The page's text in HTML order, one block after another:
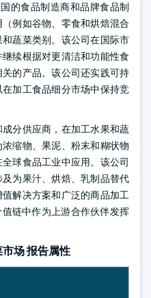
的食品制造商和品牌食品制
例如谷物、零食和烘焙混合
蔬菜类别。该公司在国际市
续根据对更清洁和功能性食
的产品。该公司还实践可持
加工食品细分市场中保持竞
分供应商，在加工水果和蔬
缩物、果泥、粉末和糊状物
球食品工业中应用。该公司
为果汁、烘焙、乳制品替代
解决方案和广泛的商品加工
链中作为上游合作伙伴发挥
场 报告属性